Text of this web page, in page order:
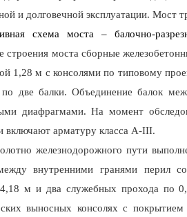
и долговечной эксплуатации. Мост
схема моста – балочно-
строения моста сборные
1,28 м с консолями по типовому
две балки. Объединение балок
диафрагмами. На момент
включают арматуру класса А-III.
железнодорожного пути
внутренними гранями перил
м и два служебных прохода по
выносных консолях с